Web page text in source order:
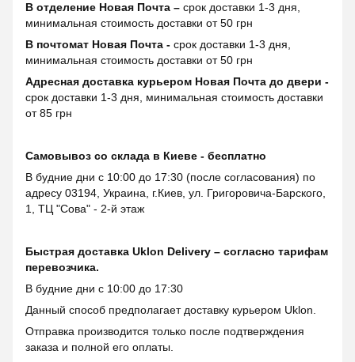
В отделение Новая Почта – срок доставки 1-3 дня,
минимальная стоимость доставки от 50 грн
В почтомат Новая Почта - срок доставки 1-3 дня,
минимальная стоимость доставки от 50 грн
Адресная доставка курьером Новая Почта до двери -
срок доставки 1-3 дня, минимальная стоимость доставки
от 85 грн
Самовывоз со склада в Киеве - бесплатно
В будние дни с 10:00 до 17:30 (после согласования) по
адресу 03194, Украина, г.Киев, ул. Григоровича-Барского,
1, ТЦ "Сова" - 2-й этаж
Быстрая доставка Uklon Delivery – согласно тарифам
перевозчика.
В будние дни с 10:00 до 17:30
Данный способ предполагает доставку курьером Uklon.
Отправка производится только после подтверждения
заказа и полной его оплаты.